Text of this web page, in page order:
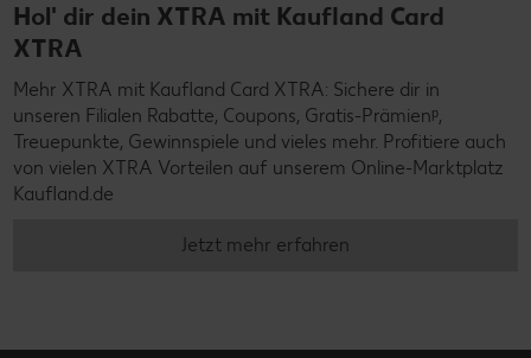
Hol' dir dein XTRA mit Kaufland Card
XTRA
Mehr XTRA mit Kaufland Card XTRA: Sichere dir in
unseren Filialen Rabatte, Coupons, Gratis-Prämienᵖ,
Treuepunkte, Gewinnspiele und vieles mehr. Profitiere auch
von vielen XTRA Vorteilen auf unserem Online-Marktplatz
Kaufland.de
Jetzt mehr erfahren